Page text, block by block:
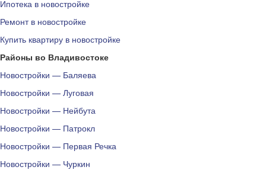
Ипотека в новостройке
Ремонт в новостройке
Купить квартиру в новостройке
Районы во Владивостоке
Новостройки — Баляева
Новостройки — Луговая
Новостройки — Нейбута
Новостройки — Патрокл
Новостройки — Первая Речка
Новостройки — Чуркин